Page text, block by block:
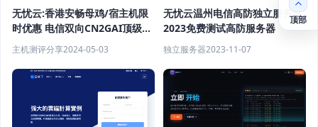
无忧云:香港安畅母鸡/宿主机限
时优惠 电信双向CN2GAI顶级路
线 联通移动直连
主机测评分享2024-05-03
无忧云温州电信高防独立服务器
2023免费测试高防服务器
独立服务器2023-11-07
顶部